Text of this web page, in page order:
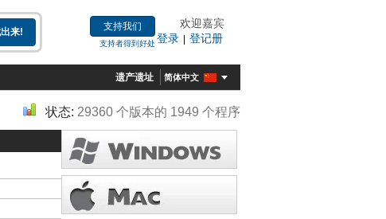
支持我们
支持者得到好处
欢迎嘉宾
登录 | 登记册
遗产遗址 简体中文
状态: 29360 个版本的 1949 个程序